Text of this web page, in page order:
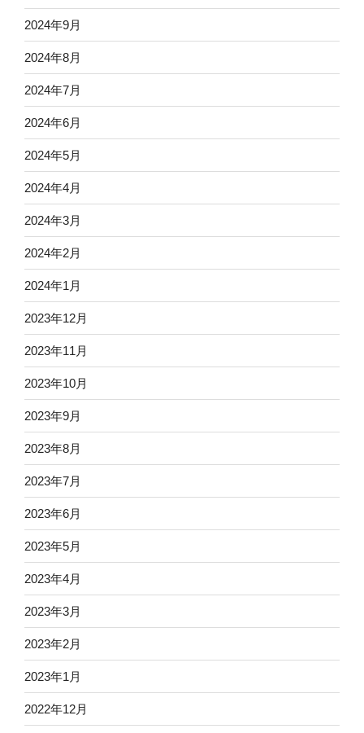
2024年9月
2024年8月
2024年7月
2024年6月
2024年5月
2024年4月
2024年3月
2024年2月
2024年1月
2023年12月
2023年11月
2023年10月
2023年9月
2023年8月
2023年7月
2023年6月
2023年5月
2023年4月
2023年3月
2023年2月
2023年1月
2022年12月